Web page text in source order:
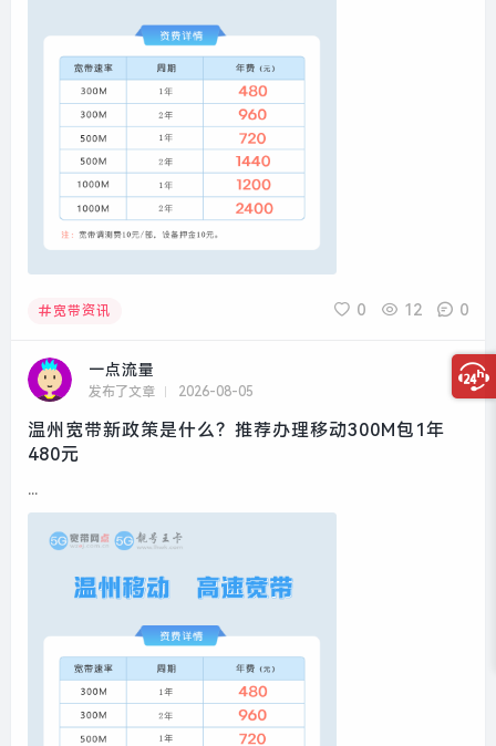
宽带资讯 0 12 0
一点流量
发布了文章 2026-08-05
温州宽带新政策是什么？推荐办理移动300M包1年
480元
...